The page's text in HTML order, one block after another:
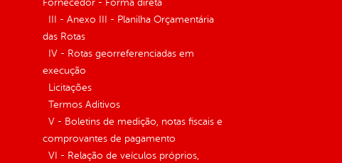
Fornecedor - Forma direta
III - Anexo III - Planilha Orçamentária
das Rotas
IV - Rotas georreferenciadas em
execução
Licitações
Termos Aditivos
V - Boletins de medição, notas fiscais e
comprovantes de pagamento
VI - Relação de veículos próprios,